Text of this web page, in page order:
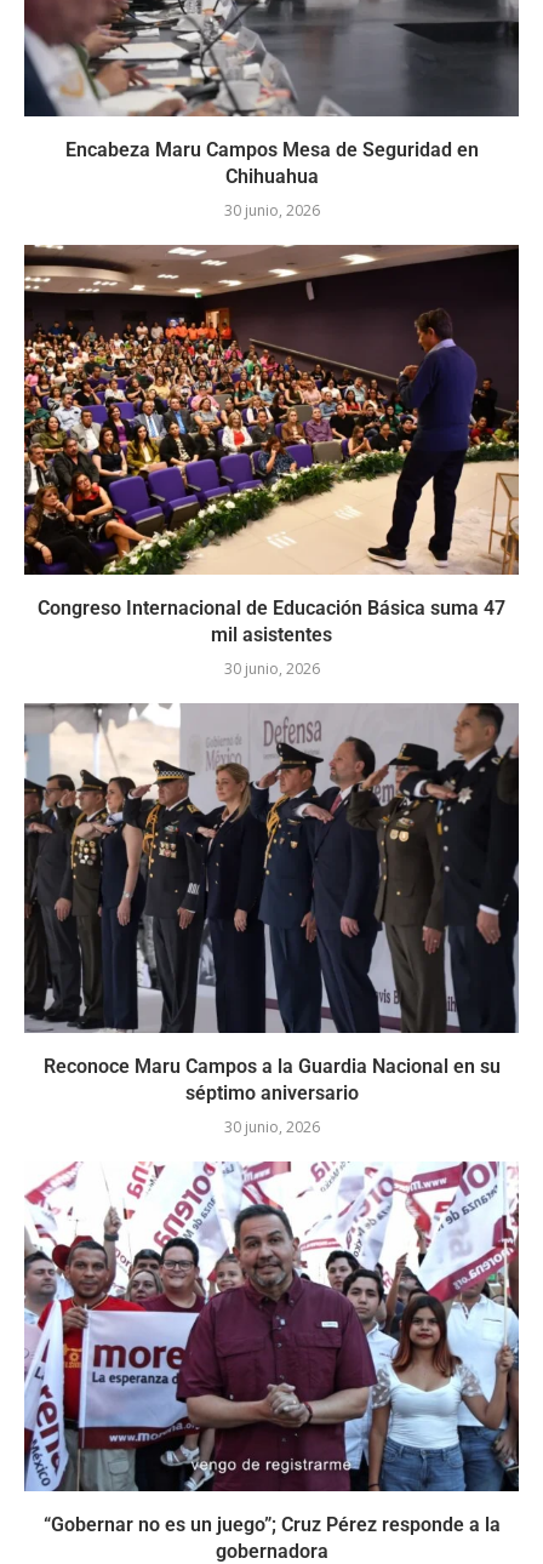
Encabeza Maru Campos Mesa de Seguridad en
Chihuahua
30 junio, 2026
Congreso Internacional de Educación Básica suma 47
mil asistentes
30 junio, 2026
Reconoce Maru Campos a la Guardia Nacional en su
séptimo aniversario
30 junio, 2026
“Gobernar no es un juego”; Cruz Pérez responde a la
gobernadora